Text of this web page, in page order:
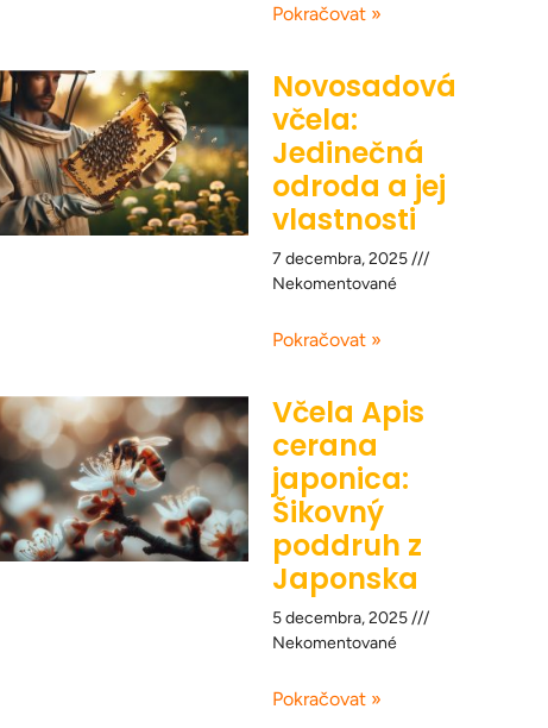
Pokračovat »
Novosadová
včela:
Jedinečná
odroda a jej
vlastnosti
7 decembra, 2025
Nekomentované
Pokračovat »
Včela Apis
cerana
japonica:
Šikovný
poddruh z
Japonska
5 decembra, 2025
Nekomentované
Pokračovat »